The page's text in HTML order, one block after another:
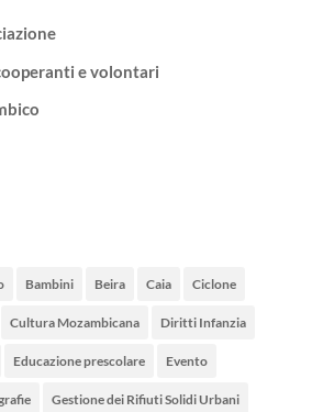
e volontari
Bambini Beira Caia Ciclone
Cultura Mozambicana Diritti Infanzia
Educazione prescolare Evento
Gestione dei Rifiuti Solidi Urbani